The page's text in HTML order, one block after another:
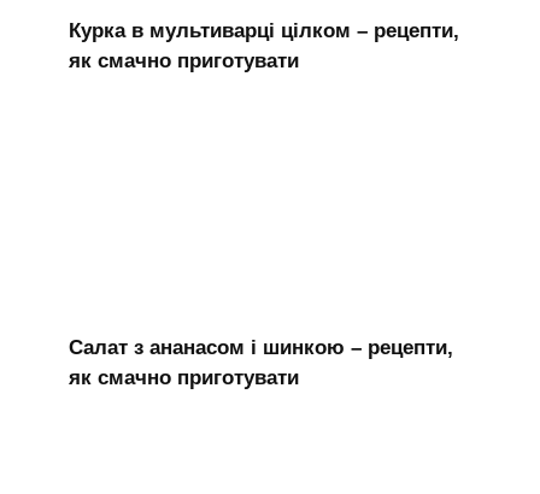
Курка в мультиварці цілком – рецепти,
як смачно приготувати
Салат з ананасом і шинкою – рецепти,
як смачно приготувати